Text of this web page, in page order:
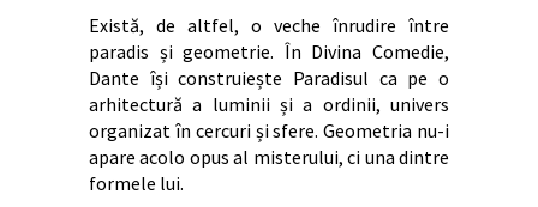
Există, de altfel, o veche înrudire între
paradis și geometrie. În Divina Comedie,
Dante își construiește Paradisul ca pe o
arhitectură a luminii și a ordinii, univers
organizat în cercuri și sfere. Geometria nu-i
apare acolo opus al misterului, ci una dintre
formele lui.